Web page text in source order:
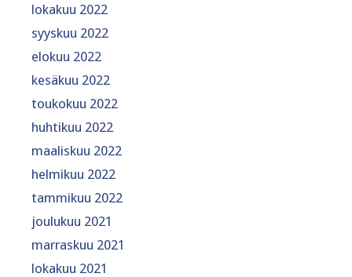
lokakuu 2022
syyskuu 2022
elokuu 2022
kesäkuu 2022
toukokuu 2022
huhtikuu 2022
maaliskuu 2022
helmikuu 2022
tammikuu 2022
joulukuu 2021
marraskuu 2021
lokakuu 2021